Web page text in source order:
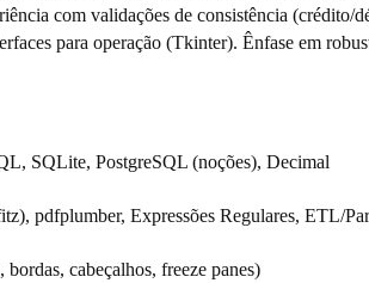
com validações de consistência (crédito/
para operação (Tkinter). Ênfase em
SQLite, PostgreSQL (noções), Decimal
pdfplumber, Expressões Regulares, ETL/
cabeçalhos, freeze panes)